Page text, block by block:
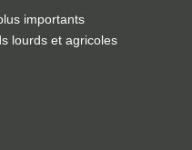
importants
lourds et agricoles